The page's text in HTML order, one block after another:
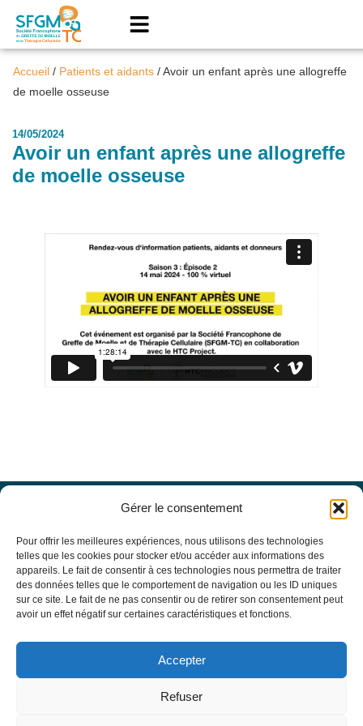
Gérer le consentement
Pour offrir les meilleures expériences, nous utilisons des technologies
telles que les cookies pour stocker et/ou accéder aux informations des
appareils. Le fait de consentir à ces technologies nous permettra de traiter
des données telles que le comportement de navigation ou les ID uniques
sur ce site. Le fait de ne pas consentir ou de retirer son consentement peut
avoir un effet négatif sur certaines caractéristiques et fonctions.
Accepter
Refuser
Accueil / Patients et aidants / Avoir un enfant après une allogreffe
de moelle osseuse
14/05/2024
Avoir un enfant après une allogreffe
de moelle osseuse
Actualités
Agenda
Missions du site
Mentions légales
Conditions générales d’utilisation
Base de données EBMT Registry